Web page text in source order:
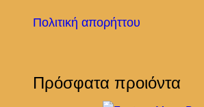
Πολιτική απορήττου
Πρόσφατα προιόντα